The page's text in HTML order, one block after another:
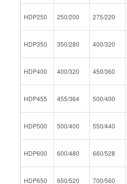
HDP250 250/200 275/220
HDP350 350/280 400/320
HDP400 400/320 450/360
HDP455 455/364 500/400
HDP500 500/400 550/440
HDP600 600/480 660/528
HDP650 650/520 700/560